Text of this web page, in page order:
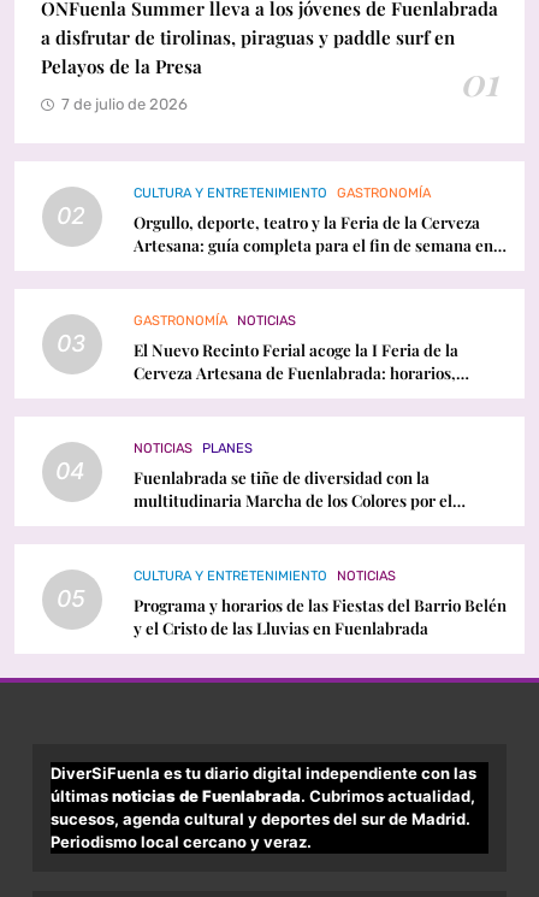
ONFuenla Summer lleva a los jóvenes de Fuenlabrada
a disfrutar de tirolinas, piraguas y paddle surf en
Pelayos de la Presa
01
7 de julio de 2026
02
CULTURA Y ENTRETENIMIENTO GASTRONOMÍA
Orgullo, deporte, teatro y la Feria de la Cerveza
Artesana: guía completa para el fin de semana en
Fuenlabrada
03
GASTRONOMÍA NOTICIAS
El Nuevo Recinto Ferial acoge la I Feria de la
Cerveza Artesana de Fuenlabrada: horarios,
conciertos y programación
04
NOTICIAS PLANES
Fuenlabrada se tiñe de diversidad con la
multitudinaria Marcha de los Colores por el
Orgullo LGTBI
05
CULTURA Y ENTRETENIMIENTO NOTICIAS
Programa y horarios de las Fiestas del Barrio Belén
y el Cristo de las Lluvias en Fuenlabrada
DiverSiFuenla es tu diario digital independiente con las
últimasnoticias de Fuenlabrada. Cubrimos actualidad,
sucesos, agenda cultural y deportes del sur de Madrid.
Periodismo local cercano y veraz.